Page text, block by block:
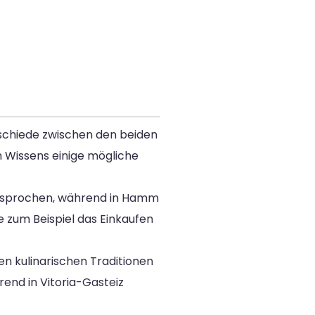
zwischen den beiden
einige mögliche
während in Hamm
Beispiel das Einkaufen
kulinarischen Traditionen
in Vitoria-Gasteiz